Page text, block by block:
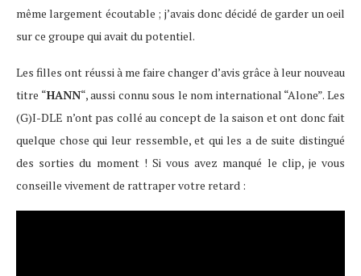
même largement écoutable ; j’avais donc décidé de garder un oeil
sur ce groupe qui avait du potentiel.
Les filles ont réussi à me faire changer d’avis grâce à leur nouveau
titre “HANN“, aussi connu sous le nom international “Alone”. Les
(G)I-DLE n’ont pas collé au concept de la saison et ont donc fait
quelque chose qui leur ressemble, et qui les a de suite distingué
des sorties du moment ! Si vous avez manqué le clip, je vous
conseille vivement de rattraper votre retard :